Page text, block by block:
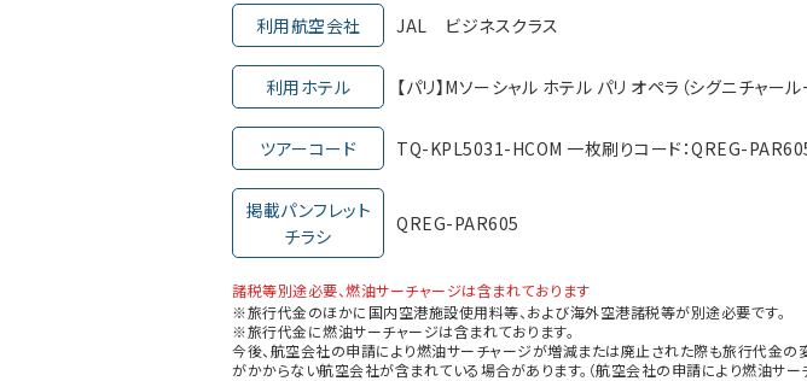
利用航空会社 JAL ビジネスクラス
利用ホテル 【パリ】Mソーシャル ホテル パリ オペラ（シグニチャール
ツアーコード TQ-KPL5031-HCOM 一枚刷りコード：QREG-
掲載パンフレット
チラシ
QREG-PAR605
諸税等別途必要、燃油サーチャージは含まれております
※旅行代金のほかに国内空港施設使用料等、および海外空港諸税等が別途必要です。
※旅行代金に燃油サーチャージは含まれております。
今後、航空会社の申請により燃油サーチャージが増減または廃止された際も旅行代金の
がかからない航空会社が含まれている場合があります。（航空会社の申請により燃油サ